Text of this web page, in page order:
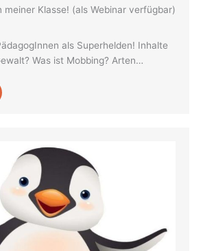
meiner Klasse! (als Webinar verfügbar)
als Superhelden! Inhalte
Was ist Mobbing? Arten…